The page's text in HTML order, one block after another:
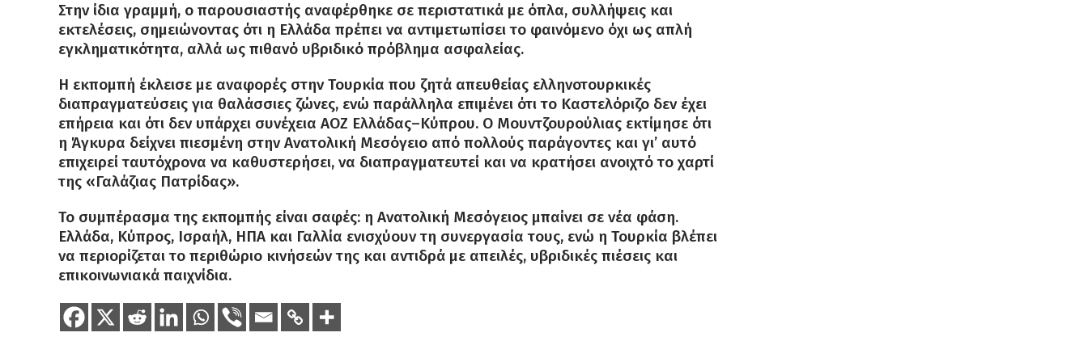
Στην ίδια γραμμή, ο παρουσιαστής αναφέρθηκε σε περιστατικά με όπλα, συλλήψεις και
εκτελέσεις, σημειώνοντας ότι η Ελλάδα πρέπει να αντιμετωπίσει το φαινόμενο όχι ως απλή
εγκληματικότητα, αλλά ως πιθανό υβριδικό πρόβλημα ασφαλείας.
Η εκπομπή έκλεισε με αναφορές στην Τουρκία που ζητά απευθείας ελληνοτουρκικές
διαπραγματεύσεις για θαλάσσιες ζώνες, ενώ παράλληλα επιμένει ότι το Καστελόριζο δεν έχει
επήρεια και ότι δεν υπάρχει συνέχεια ΑΟΖ Ελλάδας–Κύπρου. Ο Μουντζουρούλιας εκτίμησε ότι
η Άγκυρα δείχνει πιεσμένη στην Ανατολική Μεσόγειο από πολλούς παράγοντες και γι’ αυτό
επιχειρεί ταυτόχρονα να καθυστερήσει, να διαπραγματευτεί και να κρατήσει ανοιχτό το χαρτί
της «Γαλάζιας Πατρίδας».
Το συμπέρασμα της εκπομπής είναι σαφές: η Ανατολική Μεσόγειος μπαίνει σε νέα φάση.
Ελλάδα, Κύπρος, Ισραήλ, ΗΠΑ και Γαλλία ενισχύουν τη συνεργασία τους, ενώ η Τουρκία βλέπει
να περιορίζεται το περιθώριο κινήσεών της και αντιδρά με απειλές, υβριδικές πιέσεις και
επικοινωνιακά παιχνίδια.